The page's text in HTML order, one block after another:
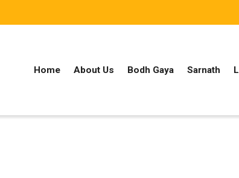
Home About Us Bodh Gaya Sarnath